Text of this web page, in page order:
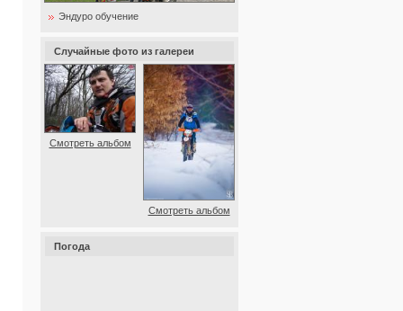
Эндуро обучение
Случайные фото из галереи
Смотреть альбом
Смотреть альбом
Погода